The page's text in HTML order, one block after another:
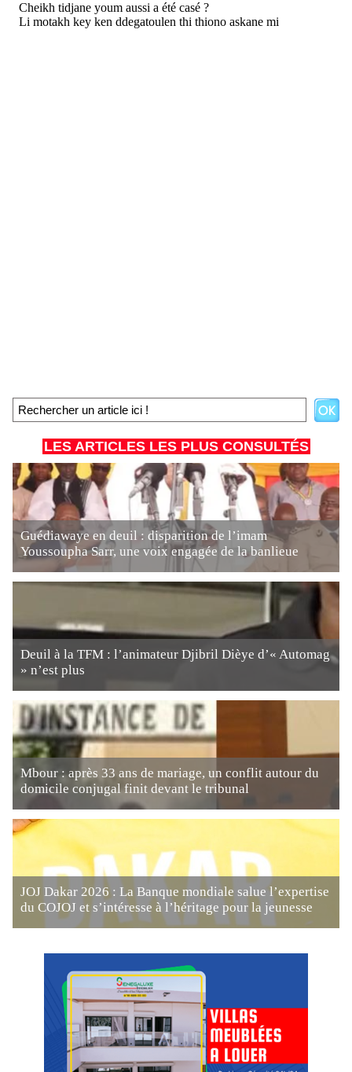
LES ARTICLES LES PLUS CONSULTÉS
Guédiawaye en deuil : disparition de l’imam
Youssoupha Sarr, une voix engagée de la banlieue
Deuil à la TFM : l’animateur Djibril Dièye d’« Automag
» n’est plus
Mbour : après 33 ans de mariage, un conflit autour du
domicile conjugal finit devant le tribunal
JOJ Dakar 2026 : La Banque mondiale salue l’expertise
du COJOJ et s’intéresse à l’héritage pour la jeunesse